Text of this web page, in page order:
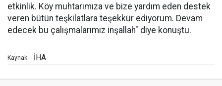
etkinlik. Köy muhtarımıza ve bize yardım eden destek
veren bütün teşkilatlara teşekkür ediyorum. Devam
edecek bu çalışmalarımız inşallah" diye konuştu.
Kaynak: İHA